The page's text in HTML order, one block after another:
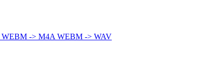
WEBM -> M4A WEBM -> WAV